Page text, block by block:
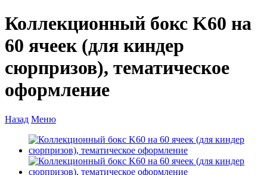
Коллекционный бокс K60 на
60 ячеек (для киндер
сюрпризов), тематическое
оформление
Назад Меню